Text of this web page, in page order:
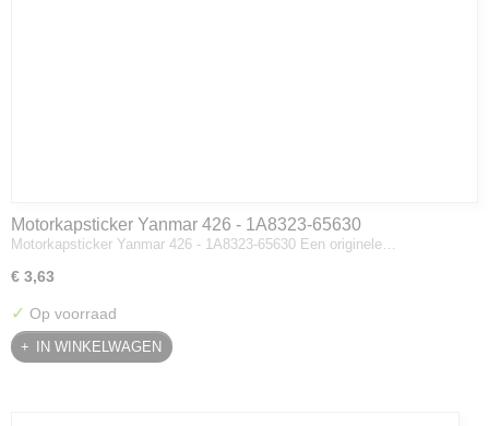
Motorkapsticker Yanmar 426 - 1A8323-65630
Motorkapsticker Yanmar 426 - 1A8323-65630 Een originele…
€ 3,63
✓ Op voorraad
IN WINKELWAGEN